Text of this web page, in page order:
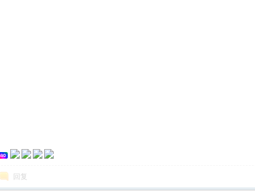
回复